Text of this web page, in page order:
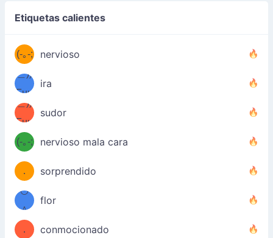
Etiquetas calientes
(-｡-; nervioso
(≧皿
ノ
＿))
Fuu
u
—-
！
ira
((ヾ
(≧皿
≦；)
＿))
Fuu
uuu
u
—-
sudor
(-｡-; nervioso mala cara
（／
．
＼）
sorprendido
(＾
º◡º
＾
❁)
flor
（／
．
conmocionado
(＾